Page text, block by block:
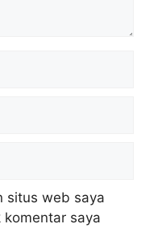
situs web saya
saya